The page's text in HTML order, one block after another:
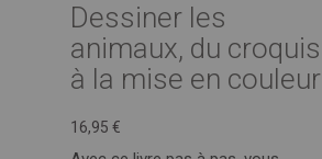
Dessiner les
animaux, du croquis
à la mise en couleur
16,95 €